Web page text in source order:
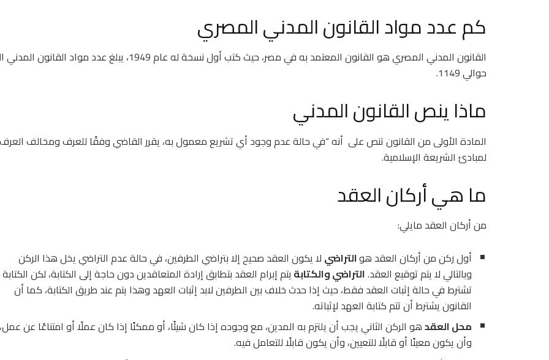
كم عدد مواد القانون المدني المصري
القانون المدني المصري هو القانون المعتمد به في مصر، حيث كتب أول نسخة له عام 1949، يبلغ عدد
حوالي 1149.
ماذا ينص القانون المدني
المادة الأولى من القانون تنص على أنه “في حالة عدم وجود أي تشريع معمول به، يقرر القاضي وفقًا للعرف ومخالف
لمبادئ الشريعة الإسلامية.
ما هي أركان العقد
من أركان العقد مايلي:
أول ركن من أركان العقد هوالتراضي لا يكون العقد صحيح إلا بتراضي الطرفين، في حالة عدم التراضي يخل هذا الركن
وبالتالي لا يتم توقيع العقد.التراضي والكتابةيتم إبرام العقد بتطابق إرادة المتعاقدين دون حاجة إلى الكتابة، لكن الكتابة
تشترط في حالة إثبات العقد فقط، حيث إذا حدث خلاف بين الطرفين لابد إثبات العهد وهذا يتم عند طريق الكتابة، كما أن
القانون يشترط أن تتم كتابة العهد لإثباته.
محل العقدهو الركن الثاني يجب أن يلتزم به المدين، مع وجوده إذا كان شيئًا، أو ممكنًا إذا كان عملًا أو امتناعًا عن عمل،
وأن يكون معينًا أو قابلًا للتعيين، وأن يكون قابلًا للتعامل فيه.